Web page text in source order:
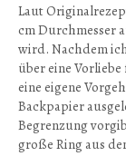
Laut
cm Durchmesser
wird. Nachdem
über eine
eine eigene
Backpapier
Begrenzung
große Ring aus